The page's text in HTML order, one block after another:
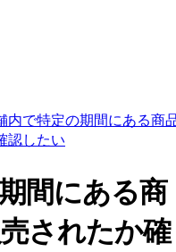
内で特定の期間にある商
認したい
間にある商
されたか確